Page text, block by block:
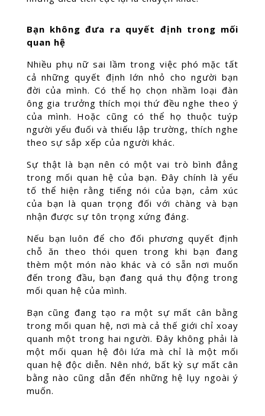
Bạn không đưa ra quyết định trong mối
quan hệ
Nhiều phụ nữ sai lầm trong việc phó mặc tất
cả những quyết định lớn nhỏ cho người bạn
đời của mình. Có thể họ chọn nhầm loại đàn
ông gia trưởng thích mọi thứ đều nghe theo ý
của mình. Hoặc cũng có thể họ thuộc tuýp
người yếu đuối và thiếu lập trường, thích nghe
theo sự sắp xếp của người khác.
Sự thật là bạn nên có một vai trò bình đẳng
trong mối quan hệ của bạn. Đây chính là yếu
tố thể hiện rằng tiếng nói của bạn, cảm xúc
của bạn là quan trọng đối với chàng và bạn
nhận được sự tôn trọng xứng đáng.
Nếu bạn luôn để cho đối phương quyết định
chỗ ăn theo thói quen trong khi bạn đang
thèm một món nào khác và có sẵn nơi muốn
đến trong đầu, bạn đang quá thụ động trong
mối quan hệ của mình.
Bạn cũng đang tạo ra một sự mất cân bằng
trong mối quan hệ, nơi mà cả thế giới chỉ xoay
quanh một trong hai người. Đây không phải là
một mối quan hệ đôi lứa mà chỉ là một mối
quan hệ độc diễn. Nên nhớ, bất kỳ sự mất cân
bằng nào cũng dẫn đến những hệ lụy ngoài ý
muốn.